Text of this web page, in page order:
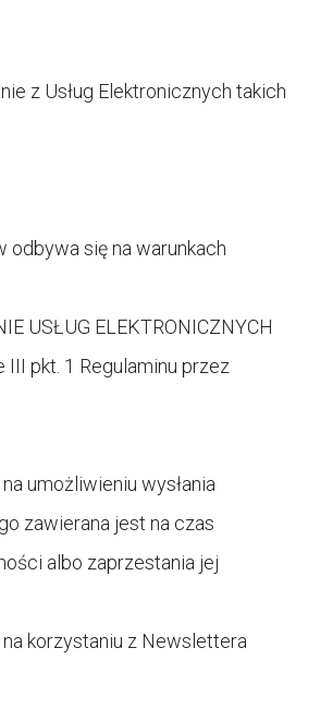
z Usług Elektronicznych takich
odbywa się na warunkach
USŁUG ELEKTRONICZNYCH
pkt. 1 Regulaminu przez
umożliwieniu wysłania
zawierana jest na czas
albo zaprzestania jej
korzystaniu z Newslettera